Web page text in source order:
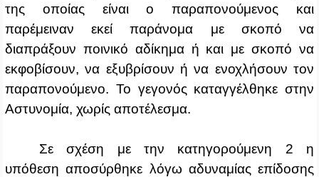
της οποίας είναι ο παραπονούμενος και
παρέμειναν εκεί παράνομα με σκοπό να
διαπράξουν ποινικό αδίκημα ή και με σκοπό να
εκφοβίσουν, να εξυβρίσουν ή να ενοχλήσουν τον
παραπονούμενο. Το γεγονός καταγγέλθηκε στην
Αστυνομία, χωρίς αποτέλεσμα.
Σε σχέση με την κατηγορούμενη 2 η
υπόθεση αποσύρθηκε λόγω αδυναμίας επίδοσης